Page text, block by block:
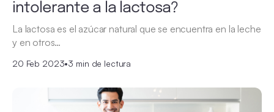
intolerante a la lactosa?
La lactosa es el azúcar natural que se encuentra en la leche
y en otros…
20 Feb 2023•3 min de lectura